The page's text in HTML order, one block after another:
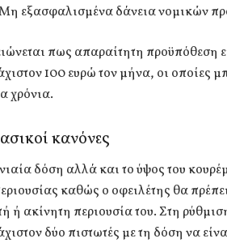
εξασφαλισμένα δάνεια νομικών
πως απαραίτητη προϋπόθεση
100 ευρώ τον μήνα, οι οποίες
χρόνια.
κανόνες
δόση αλλά και το ύψος του
καθώς ο οφειλέτης θα
ή ακίνητη περιουσία του. Στη
δύο πιστωτές με τη δόση να